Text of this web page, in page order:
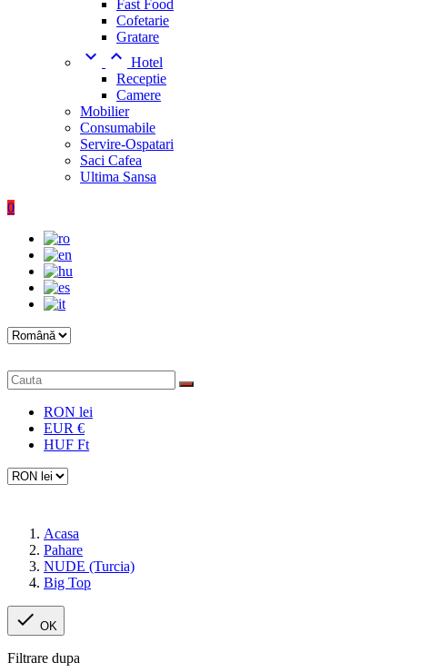
Fast Food
Cofetarie
Gratare
  Hotel
Receptie
Camere
Mobilier
Consumabile
Servire-Ospatari
Saci Cafea
Ultima Sansa
0
RON lei
EUR €
HUF Ft
Acasa
Pahare
NUDE (Turcia)
Big Top
 OK
Filtrare dupa